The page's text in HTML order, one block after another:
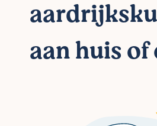
aan huis